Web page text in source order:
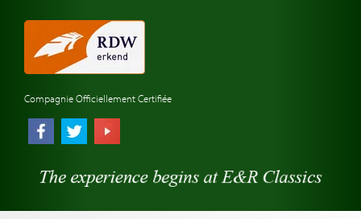
Compagnie Officiellement Certifiée